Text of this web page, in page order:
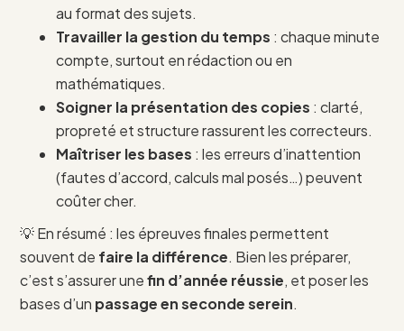
au format des sujets.
Travailler la gestion du temps : chaque minute
compte, surtout en rédaction ou en
mathématiques.
Soigner la présentation des copies : clarté,
propreté et structure rassurent les correcteurs.
Maîtriser les bases : les erreurs d’inattention
(fautes d’accord, calculs mal posés…) peuvent
coûter cher.
💡 En résumé : les épreuves finales permettent
souvent de faire la différence. Bien les préparer,
c’est s’assurer unefin d’année réussie, et poser les
bases d’un passage en seconde serein.